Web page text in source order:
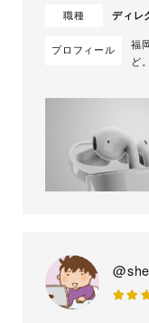
職種 ディレ
プロフィール
福
ど
あ
い
学
卒
学
街)